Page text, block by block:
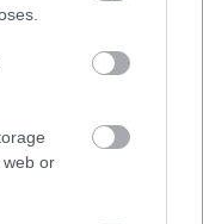
web or